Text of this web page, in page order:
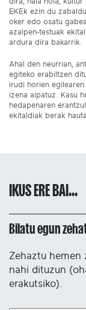
EKEk ezin du
oker edo osatu
azalpen-testuak
ardura dira bakarrik.
Ahal den neurrian,
egiteko erabiltzen
irudi horien
izena aipatuz. Kasu
hedapenaren
ekitaldiak berak
IKUS ERE BAI...
Bilatu egun
Zehaztu hemen
nahi dituzun
erakutsiko).